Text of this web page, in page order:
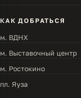
КАК ДОБРАТЬСЯ
м. ВДНХ
м. Выставочный центр
м. Ростокино
пл. Яуза